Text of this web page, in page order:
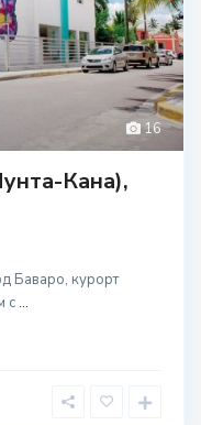
16
Кана),
Баваро, курорт
с...